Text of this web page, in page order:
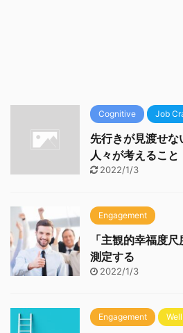
Cognitive Job
先行きが見渡せ
人々が考えること
2022/1/3
Engagement
「主観的幸福度
測定する
2022/1/3
Engagement